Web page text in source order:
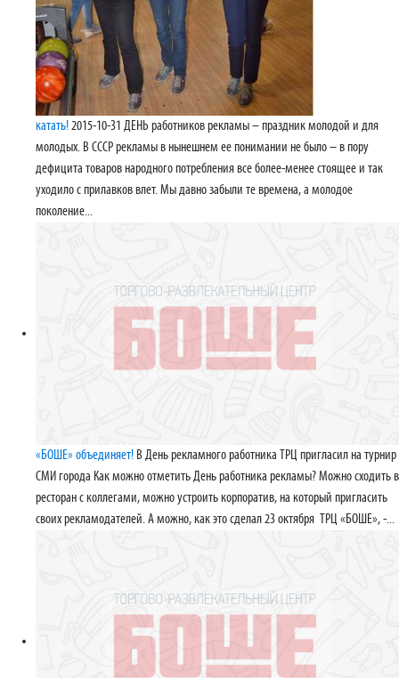
катать!2015-10-31 ДЕНЬ работников рекламы – праздник молодой и для
молодых. В СССР рекламы в нынешнем ее понимании не было – в пору
дефицита товаров народного потребления все более-менее стоящее и так
уходило с прилавков влет. Мы давно забыли те времена, а молодое
поколение...
«БОШЕ» объединяет! В День рекламного работника ТРЦ пригласил на турнир
СМИ города Как можно отметить День работника рекламы? Можно сходить в
ресторан с коллегами, можно устроить корпоратив, на который пригласить
своих рекламодателей. А можно, как это сделал 23 октября ТРЦ «БОШЕ», -...